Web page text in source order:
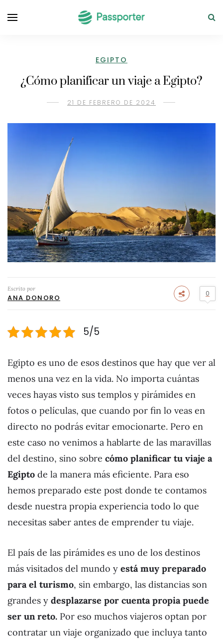
EGIPTO
¿Cómo planificar un viaje a Egipto?
21 DE FEBRERO DE 2024
Escrito por
ANA DONORO 0
5/5
Egipto es uno de esos destinos que hay que ver al
menos una vez en la vida. No importa cuántas
veces hayas visto sus templos y pirámides en
fotos o películas, que cuando por fin lo veas en
directo no podrás evitar emocionarte. Pero en
este caso no venimos a hablarte de las maravillas
del destino, sino sobre cómo planificar tu viaje a
Egipto de la manera más eficiente. Para eso
hemos preparado este post donde te contamos
desde nuestra propia experiencia todo lo que
necesitas saber antes de emprender tu viaje.
El país de las pirámides es uno de los destinos
más visitados del mundo y está muy preparado
para el turismo, sin embargo, las distancias son
grandes y desplazarse por cuenta propia puede
ser un reto. Por eso muchos viajeros optan por
contratar un viaje organizado que incluya tanto